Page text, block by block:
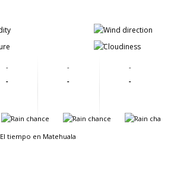
-
-
-
-
-
-
-
-
-
-
-
El tiempo en Matehuala